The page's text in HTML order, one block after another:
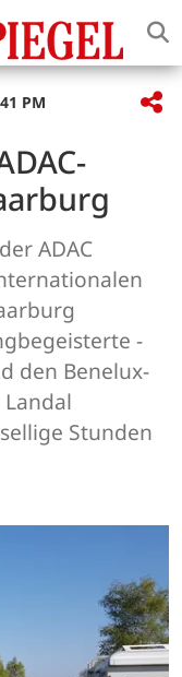
PM
ADAC
-
den Benelux-
Stunden